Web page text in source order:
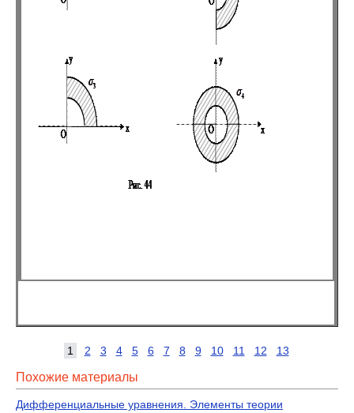
1 2 3 4 5 6 7 8 9 10 11 12 13
Похожие материалы
Дифференциальные уравнения. Элементы теории